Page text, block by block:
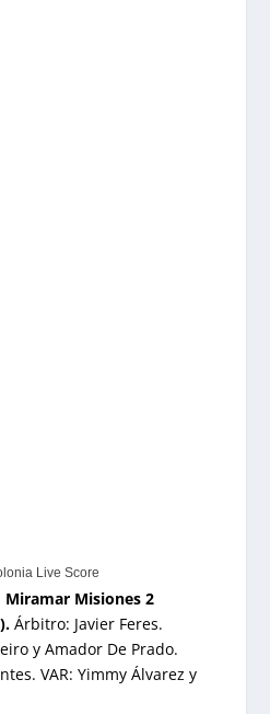
Live Score
Miramar Misiones 2
Árbitro: Javier Feres.
y Amador De Prado.
VAR: Yimmy Álvarez y